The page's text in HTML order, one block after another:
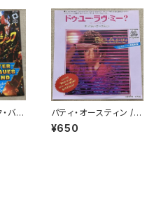
バン
・ミ
パティ・オースティン /
ドゥ・ユー・ラヴ・ミー?
¥650